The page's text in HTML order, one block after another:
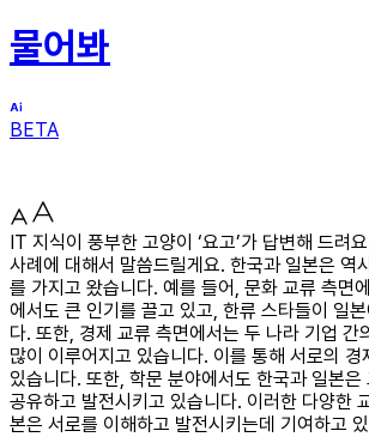
물어봐
BETA
IT 지식이 풍부한 고양이 ‘요고’가 답변해 드려
사례에 대해서 말씀드릴게요. 한국과 일본은 역
를 가지고 왔습니다. 예를 들어, 문화 교류 측면
에서도 큰 인기를 끌고 있고, 한류 스타들이 일
다. 또한, 경제 교류 측면에서는 두 나라 기업 간
많이 이루어지고 있습니다. 이를 통해 서로의 경
있습니다. 또한, 학문 분야에서도 한국과 일본은
공유하고 발전시키고 있습니다. 이러한 다양한
본은 서로를 이해하고 발전시키는데 기여하고